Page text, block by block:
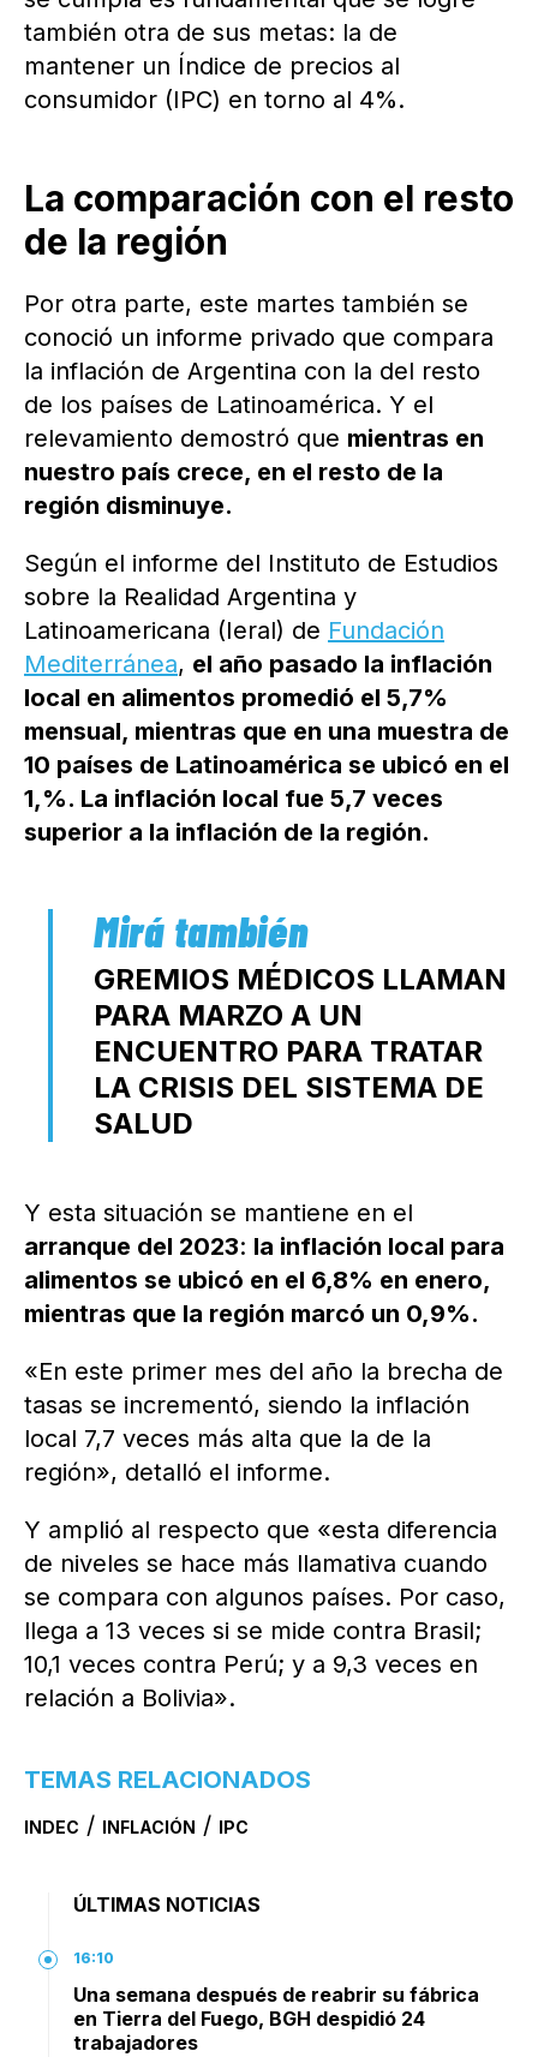
también otra de sus metas: la de
mantener un Índice de precios al
consumidor (IPC) en torno al 4%.
La comparación con el resto
de la región
Por otra parte, este martes también se
conoció un informe privado que compara
la inflación de Argentina con la del resto
de los países de Latinoamérica. Y el
relevamiento demostró que mientras en
nuestro país crece, en el resto de la
región disminuye.
Según el informe del Instituto de Estudios
sobre la Realidad Argentina y
Latinoamericana (Ieral) de Fundación
Mediterránea, el año pasado la inflación
local en alimentos promedió el 5,7%
mensual, mientras que en una muestra de
10 países de Latinoamérica se ubicó en el
1,%. La inflación local fue 5,7 veces
superior a la inflación de la región.
GREMIOS MÉDICOS LLAMAN
PARA MARZO A UN
ENCUENTRO PARA TRATAR
LA CRISIS DEL SISTEMA DE
SALUD
Y esta situación se mantiene en el
arranque del 2023: la inflación local para
alimentos se ubicó en el 6,8% en enero,
mientras que la región marcó un 0,9%.
«En este primer mes del año la brecha de
tasas se incrementó, siendo la inflación
local 7,7 veces más alta que la de la
región», detalló el informe.
Y amplió al respecto que «esta diferencia
de niveles se hace más llamativa cuando
se compara con algunos países. Por caso,
llega a 13 veces si se mide contra Brasil;
10,1 veces contra Perú; y a 9,3 veces en
relación a Bolivia».
TEMAS RELACIONADOS
INDEC / INFLACIÓN / IPC
ÚLTIMAS NOTICIAS
16:10
Una semana después de reabrir su fábrica
en Tierra del Fuego, BGH despidió 24
trabajadores